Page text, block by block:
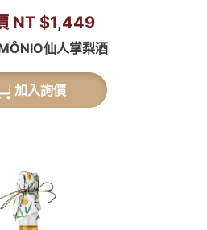
NT $1,449
仙人掌梨酒
加入詢價